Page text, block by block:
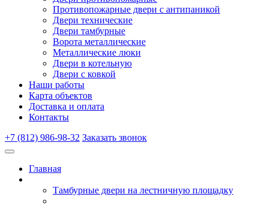
Противопожарные двери с антипаникой
Двери технические
Двери тамбурные
Ворота металлические
Металлические люки
Двери в котельную
Двери с ковкой
Наши работы
Карта объектов
Доставка и оплата
Контакты
+7 (812) 986-98-32 Заказать звонок
Главная
Тамбурные двери на лестничную площадку